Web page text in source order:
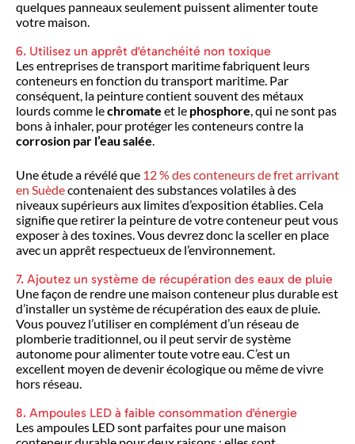
quelques panneaux seulement puissent alimenter toute
votre maison.
6. Utilisez un apprêt d'étanchéité non toxique
Les entreprises de transport maritime fabriquent leurs
conteneurs en fonction du transport maritime. Par
conséquent, la peinture contient souvent des métaux
lourds comme lechromate et le phosphore, qui ne sont pas
bons à inhaler, pour protéger les conteneurs contre la
corrosion par l’eau salée.
Une étude a révélé que 12 % des conteneurs de fret arrivant
en Suèdecontenaient des substances volatiles à des
niveaux supérieurs aux limites d’exposition établies. Cela
signifie que retirer la peinture de votre conteneur peut vous
exposer à des toxines. Vous devrez donc la sceller en place
avec un apprêt respectueux de l’environnement.
7. Ajoutez un système de récupération des eaux de pluie
Une façon de rendre une maison conteneur plus durable est
d’installer un système de récupération des eaux de pluie.
Vous pouvez l’utiliser en complément d’un réseau de
plomberie traditionnel, ou il peut servir de système
autonome pour alimenter toute votre eau. C’est un
excellent moyen de devenir écologique ou même de vivre
hors réseau.
8. Ampoules LED à faible consommation d'énergie
Les ampoules LED sont parfaites pour une maison